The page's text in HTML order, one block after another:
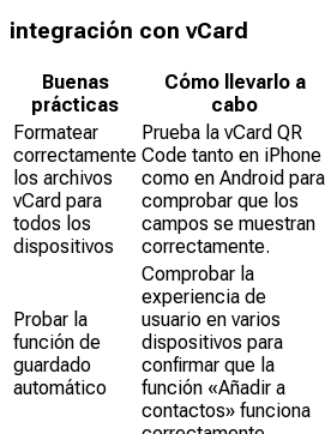
integración con vCard
Buenas
prácticas
Cómo llevarlo a
cabo
Formatear
correctamente
los archivos
vCard para
todos los
dispositivos
Prueba la vCard QR
Code tanto en iPhone
como en Android para
comprobar que los
campos se muestran
correctamente.
Probar la
función de
guardado
automático
Comprobar la
experiencia de
usuario en varios
dispositivos para
confirmar que la
función «Añadir a
contactos» funciona